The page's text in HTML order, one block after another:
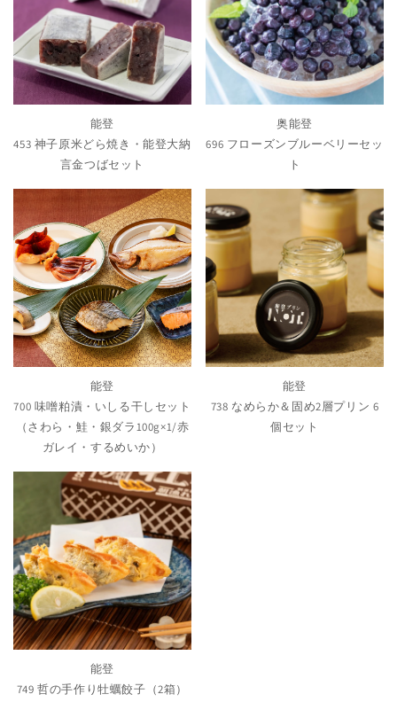
能登
453 神子原米どら焼き・能登大納
言金つばセット
奥能登
696 フローズンブルーベリーセッ
ト
能登
700 味噌粕漬・いしる干しセット
（さわら・鮭・銀ダラ100g×1/赤
ガレイ・するめいか）
能登
738 なめらか＆固め2層プリン 6
個セット
能登
749 哲の手作り牡蠣餃子（2箱）